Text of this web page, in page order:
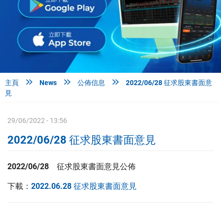
主頁  News  公佈信息 
2022/06/28 征求股東書面意
見
29/06/2022 - 13:56
2022/06/28 征求股東書面意見
2022/06/28 征求股東書面意見公佈
下載： 2022.06.28 征求股東書面意見